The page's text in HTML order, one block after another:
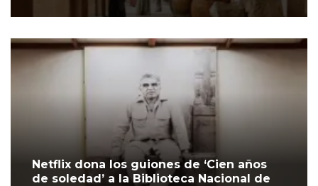
Netflix dona los guiones de ‘Cien años
de soledad’ a la Biblioteca Nacional de